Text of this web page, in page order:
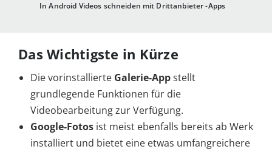
In Android Videos schneiden mit Drittanbieter -Apps
Das Wichtigste in Kürze
Die vorinstallierte Galerie-Appstellt
grundlegende Funktionen für die
Videobearbeitung zur Verfügung.
Google-Fotos ist meist ebenfalls bereits ab Werk
installiert und bietet eine etwas umfangreichere